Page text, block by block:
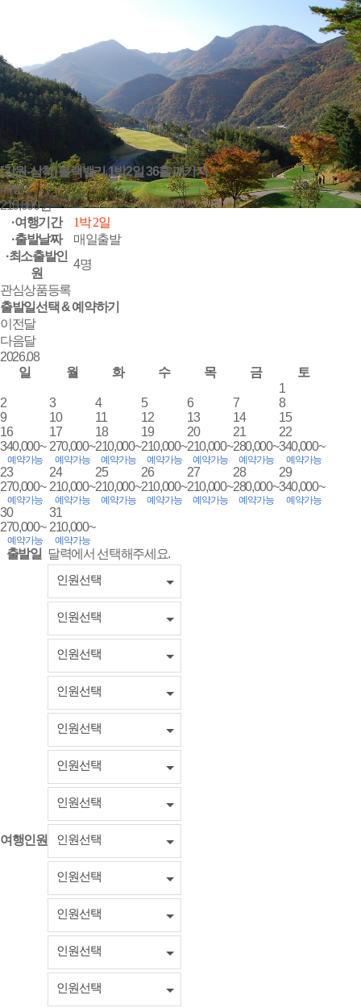
[강원-삼척] 블랙밸리 1박2일 36홀 패키지
대인
210,000원~
·여행기간
1박 2일
·출발날짜
매일출발
·최소출발인
원
4명
관심상품등록
출발일선택 & 예약하기
이전달
다음달
2026.08
일
월 화 수 목 금
토
1
2
3 4 5 6 7
8
9
10 11 12 13 14
15
16
340,000~
예약가능
17
270,000~
예약가능
18
210,000~
예약가능
19
210,000~
예약가능
20
210,000~
예약가능
21
280,000~
예약가능
22
340,000~
예약가능
23
270,000~
예약가능
24
210,000~
예약가능
25
210,000~
예약가능
26
210,000~
예약가능
27
210,000~
예약가능
28
280,000~
예약가능
29
340,000~
예약가능
30
270,000~
예약가능
31
210,000~
예약가능
출발일 달력에서 선택해주세요.
여행인원
인원선택
인원선택
인원선택
인원선택
인원선택
인원선택
인원선택
인원선택
인원선택
인원선택
인원선택
인원선택